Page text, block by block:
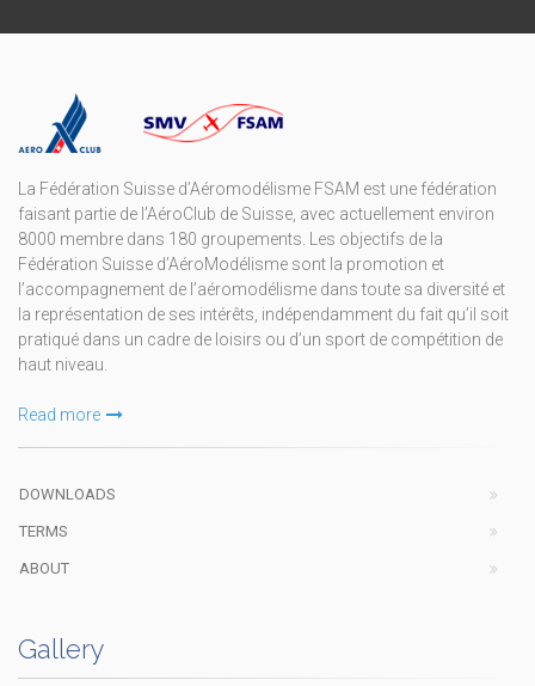
La Fédération Suisse d’Aéromodélisme FSAM est une fédération
faisant partie de l’AéroClub de Suisse, avec actuellement environ
8000 membre dans 180 groupements. Les objectifs de la
Fédération Suisse d’AéroModélisme sont la promotion et
l’accompagnement de l’aéromodélisme dans toute sa diversité et
la représentation de ses intérêts, indépendamment du fait qu’il soit
pratiqué dans un cadre de loisirs ou d’un sport de compétition de
haut niveau.
Read more
DOWNLOADS
TERMS
ABOUT
Gallery